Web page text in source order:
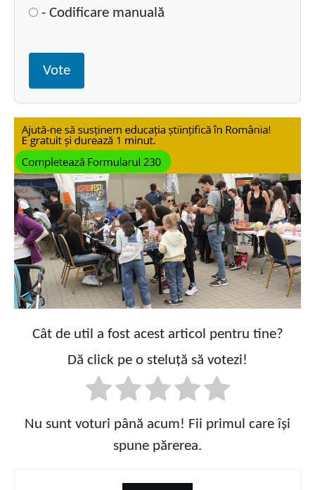
- Codificare manuală
Vote
Cât de util a fost acest articol pentru tine?
Dă click pe o steluță să votezi!
Nu sunt voturi până acum! Fii primul care își
spune părerea.